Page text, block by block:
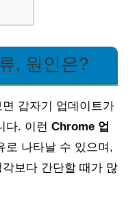
, 원인은?
갑자기 업데이트가
다. 이런 Chrome 업
로 나타날 수 있으며,
보다 간단할 때가 많